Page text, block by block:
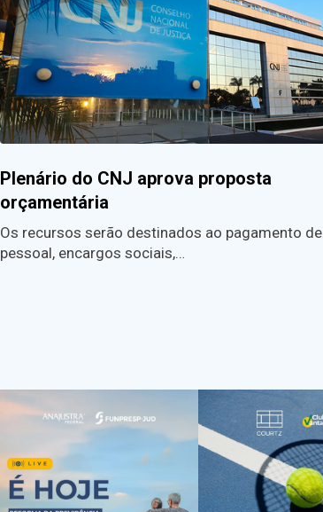
Plenário do CNJ aprova proposta
orçamentária
Os recursos serão destinados ao pagamento de
pessoal, encargos sociais,…